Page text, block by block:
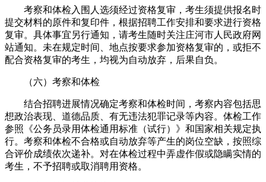
考察和体检入围人选须经过资格复审，考生须提供报名时
提交材料的原件和复印件，根据招聘工作安排和要求进行资格
复审。具体事宜另行通知，请考生随时关注庄河市人民政府网
站通知。未在规定时间、地点按要求参加资格复审的，或拒不
配合资格复审的考生，均视为自动放弃，后果自负。
（六）考察和体检
结合招聘进展情况确定考察和体检时间，考察内容包括思
想政治表现、道德品质、有无违法犯罪记录等内容。体检工作
参照《公务员录用体检通用标准（试行）》和国家相关规定执
行。考察和体检不合格或自动放弃等产生的岗位空缺，按照综
合评价成绩依次递补。对在体检过程中弄虚作假或隐瞒实情的
考生，不予招聘或取消聘用资格。